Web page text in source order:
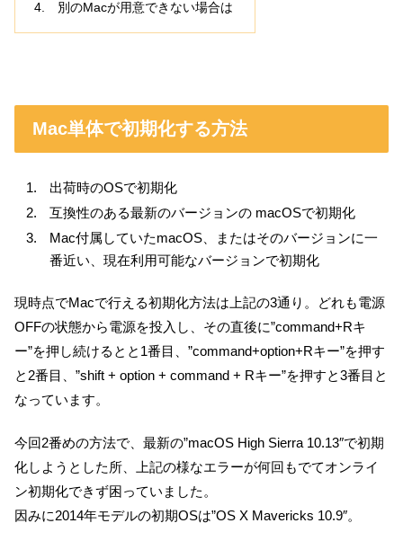
別のMacが用意できない場合は
Mac単体で初期化する方法
出荷時のOSで初期化
互換性のある最新のバージョンの macOSで初期化
Mac付属していたmacOS、またはそのバージョンに一
番近い、現在利用可能なバージョンで初期化
現時点でMacで行える初期化方法は上記の3通り。どれも電源
OFFの状態から電源を投入し、その直後に”command+Rキ
ー”を押し続けるとと1番目、”command+option+Rキー”を押す
と2番目、”shift + option + command + Rキー”を押すと3番目と
なっています。
今回2番めの方法で、最新の”macOS High Sierra 10.13″で初期
化しようとした所、上記の様なエラーが何回もでてオンライ
ン初期化できず困っていました。
因みに2014年モデルの初期OSは”OS X Mavericks 10.9″。